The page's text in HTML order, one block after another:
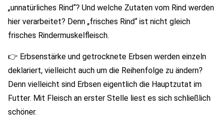
„unnatürliches Rind“? Und welche Zutaten vom Rind werden
hier verarbeitet? Denn „frisches Rind“ ist nicht gleich
frisches Rindermuskelfleisch.
👉 Erbsenstärke und getrocknete Erbsen werden einzeln
deklariert, vielleicht auch um die Reihenfolge zu ändern?
Denn vielleicht sind Erbsen eigentlich die Hauptzutat im
Futter. Mit Fleisch an erster Stelle liest es sich schließlich
schöner.